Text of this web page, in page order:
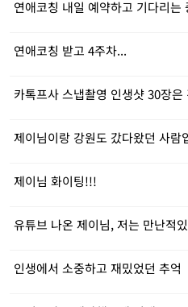
연애코칭 내일 예약하고 기다리는
연애코칭 받고 4주차...
카톡프사 스냅촬영 인생샷 30장은
제이님이랑 강원도 갔다왔던 사람
제이님 화이팅!!!
유튜브 나온 제이님, 저는 만난적
인생에서 소중하고 재밌었던 추억